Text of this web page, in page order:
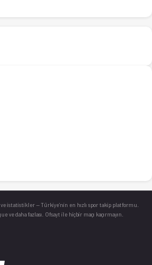
istatistikler — Türkiye’nin en hızlı spor takip platformu.
ve daha fazlası. Ofsayt ile hiçbir maçı kaçırmayın.